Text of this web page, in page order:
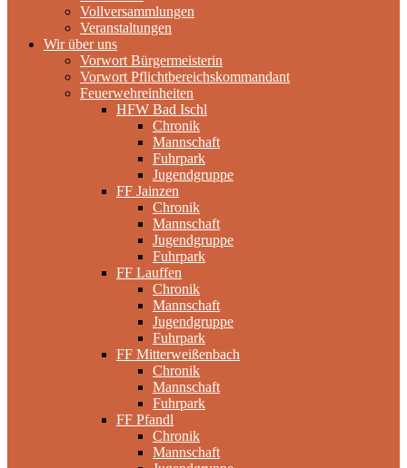
Vollversammlungen
Veranstaltungen
Wir über uns
Vorwort Bürgermeisterin
Vorwort Pflichtbereichskommandant
Feuerwehreinheiten
HFW Bad Ischl
Chronik
Mannschaft
Fuhrpark
Jugendgruppe
FF Jainzen
Chronik
Mannschaft
Jugendgruppe
Fuhrpark
FF Lauffen
Chronik
Mannschaft
Jugendgruppe
Fuhrpark
FF Mitterweißenbach
Chronik
Mannschaft
Fuhrpark
FF Pfandl
Chronik
Mannschaft